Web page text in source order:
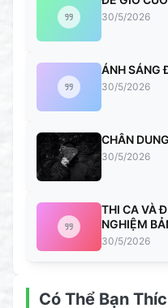
30/5/2026
ÁNH SÁNG
30/5/2026
CHÂN
30/5/2026
THI CA VÀ
NGHIỆM
30/5/2026
Có Thể Bạn